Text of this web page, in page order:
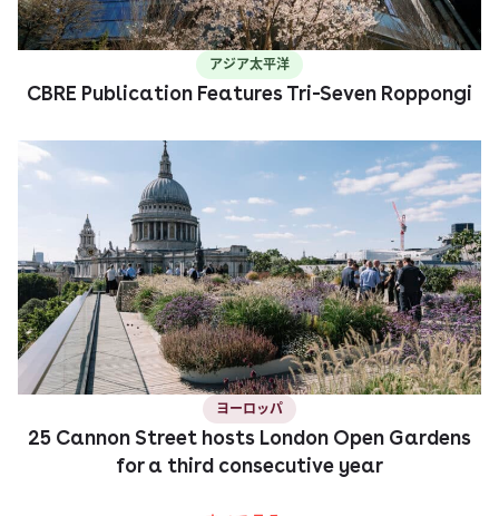
アジア太平洋
CBRE Publication Features Tri-Seven Roppongi
ヨーロッパ
25 Cannon Street hosts London Open Gardens
for a third consecutive year